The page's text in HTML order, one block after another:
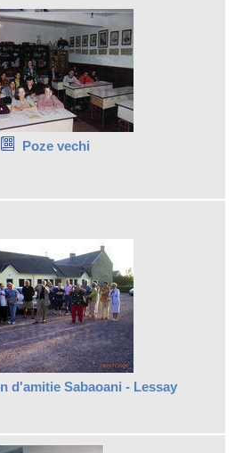
Poze vechi
d'amitie Sabaoani - Lessay